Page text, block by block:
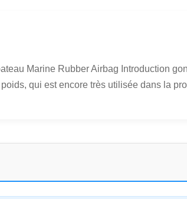
Marine Rubber Airbag Introduction
qui est encore très utilisée dans la